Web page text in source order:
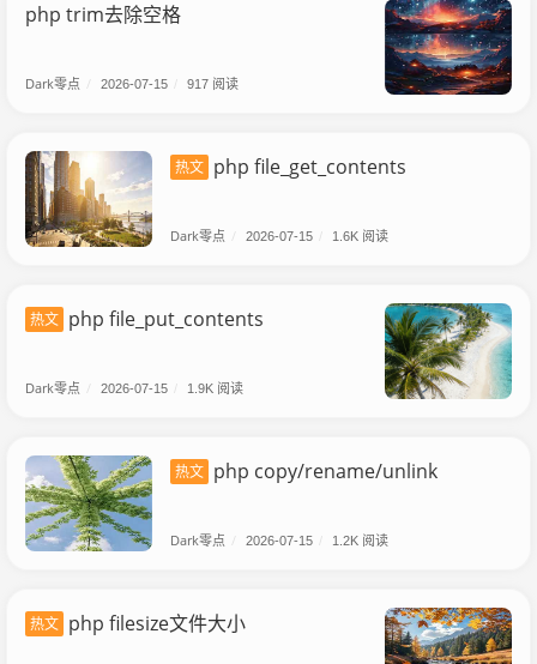
php trim去除空格
Dark零点 2026-07-15 917 阅读
热文 php file_get_contents
Dark零点 2026-07-15 1.6K 阅读
热文 php file_put_contents
Dark零点 2026-07-15 1.9K 阅读
热文 php copy/rename/unlink
Dark零点 2026-07-15 1.2K 阅读
热文 php filesize文件大小